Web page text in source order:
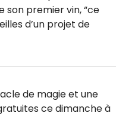
son premier vin, “ce
d’un projet de
de magie et une
ce dimanche à